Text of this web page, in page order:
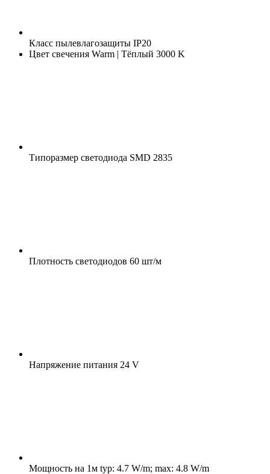
Класс пылевлагозащиты IP20
Цвет свечения Warm | Тёплый 3000 K
Типоразмер светодиода SMD 2835
Плотность светодиодов 60 шт/м
Напряжение питания 24 V
Мощность на 1м typ: 4.7 W/m; max: 4.8 W/m